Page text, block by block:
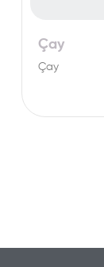
Çay
Çay